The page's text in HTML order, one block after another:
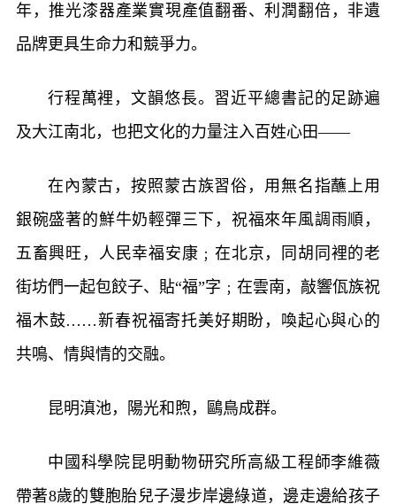
年，推光漆器產業實現產值翻番、利潤翻倍，非遺
品牌更具生命力和競爭力。
行程萬裡，文韻悠長。習近平總書記的足跡遍
及大江南北，也把文化的力量注入百姓心田——
在內蒙古，按照蒙古族習俗，用無名指蘸上用
銀碗盛著的鮮牛奶輕彈三下，祝福來年風調雨順，
五畜興旺，人民幸福安康﹔在北京，同胡同裡的老
街坊們一起包餃子、貼“福”字﹔在雲南，敲響佤族祝
福木鼓……新春祝福寄托美好期盼，喚起心與心的
共鳴、情與情的交融。
昆明滇池，陽光和煦，鷗鳥成群。
中國科學院昆明動物研究所高級工程師李維薇
帶著8歲的雙胞胎兒子漫步岸邊綠道，邊走邊給孩子